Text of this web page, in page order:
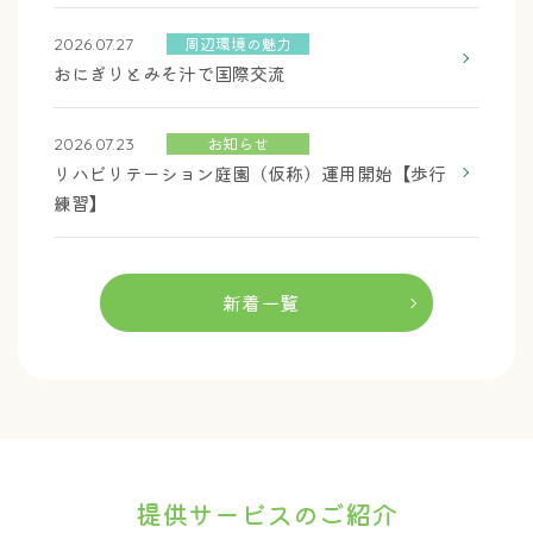
2026.07.27 周辺環境の魅力
おにぎりとみそ汁で国際交流
2026.07.23 お知らせ
リハビリテーション庭園（仮称）運用開始【歩行
練習】
新着一覧
提供サービスのご紹介